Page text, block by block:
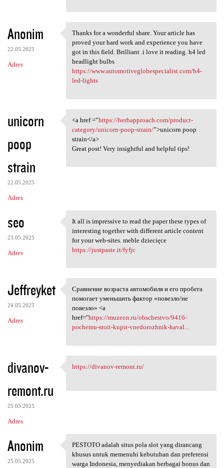
Anonim
22.05.2025
Adres
Thanks for a wonderful share.
Thanks for a wonderful share. Your article has
proved your hard work and experience you have
got in this field. Brilliant .i love it reading. h4 led
headlight bulbs
https://www.automotiveglobespecialist.com/h4-
led-lights
unicorn
poop
strain
22.05.2025
Adres
<a href =”https:/
<a href =”https://herbapproach.com/product-
category/unicorn-poop-strain/”>unicorn poop
strain</a>
Great post! Very insightful and helpful tips!
seo
23.05.2025
Adres
It all is impressive to read
It all is impressive to read the paper these types of
interesting together with different article content
for your web-sites. meble dziecięce
https://justpaste.it/fyfjc
Jeffreyket
24.05.2025
Adres
Сравнение возраста автомобиля
Сравнение возраста автомобиля и его пробега
помогает уменьшить фактор «повезло/не
повезло» <a
href="https://muzeon.ru/obschestvo/9416-
pochemu-stoit-kupit-vnedorozhnik-haval...
divanov-
remont.ru
25.05.2025
Adres
https://divanov-remont.ru/
https://divanov-remont.ru/
Anonim
25.05.2025
PESTOTO adalah situs pola
PESTOTO adalah situs pola slot yang dirancang
khusus untuk memenuhi kebutuhan dan preferensi
warga Indonesia, menyediakan berbagai bonus dan